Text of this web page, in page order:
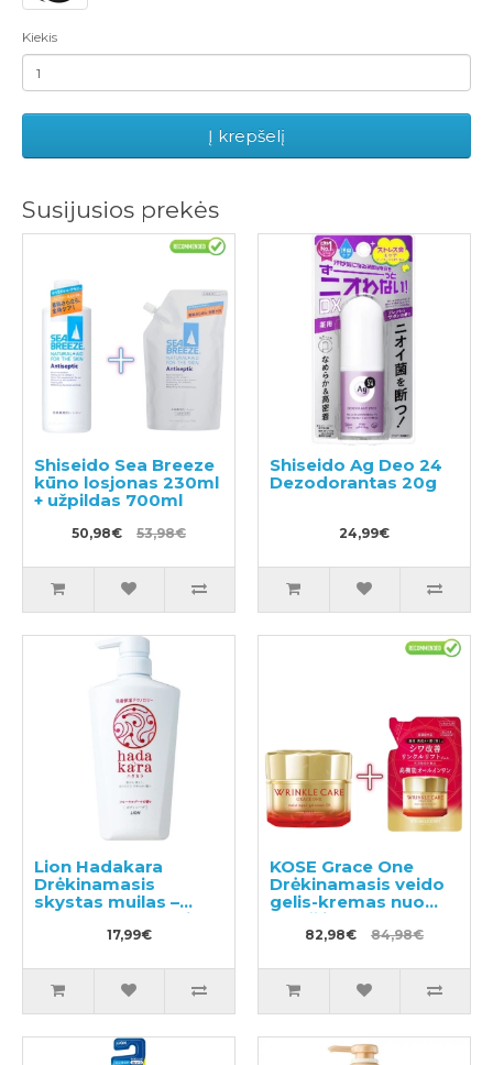
Kiekis
Į krepšelį
Susijusios prekės
Shiseido Sea Breeze
kūno losjonas 230ml
+ užpildas 700ml
50,98€ 53,98€
Shiseido Ag Deo 24
Dezodorantas 20g
24,99€
Lion Hadakara
Drėkinamasis
skystas muilas –
skystas kūno muilas-
gelis su gėlių kvapu
17,99€
KOSE Grace One
Drėkinamasis veido
gelis-kremas nuo
raukšlių 100g +
užpildas 90g
82,98€ 84,98€